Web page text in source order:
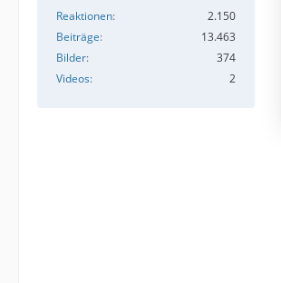
Reaktionen
2.150
Beiträge
13.463
Bilder
374
Videos
2